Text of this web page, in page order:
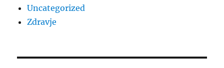
Uncategorized
Zdravje